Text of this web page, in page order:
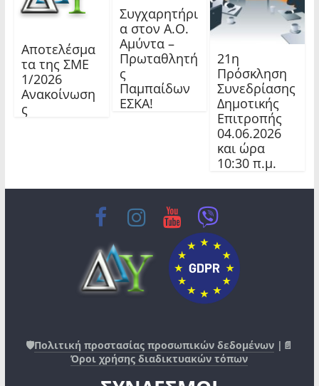
Αποτελέσμα
τα της ΣΜΕ
1/2026
Ανακοίνωση
ς
Συγχαρητήρι
α στον Α.Ο.
Αμύντα –
Πρωταθλητή
ς
Παμπαίδων
ΕΣΚΑ!
21η
Πρόσκληση
Συνεδρίασης
Δημοτικής
Επιτροπής
04.06.2026
και ώρα
10:30 π.μ.
🛡️Πολιτική προστασίας προσωπικών δεδομένων |📄
Όροι χρήσης διαδικτυακών τόπων